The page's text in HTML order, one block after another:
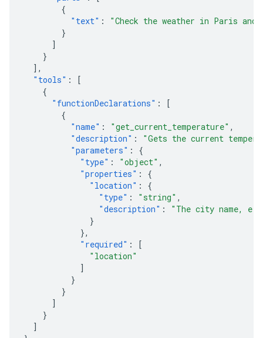
{
"text" :
"Check the weather in Paris and
}
]
}
],
"tools" :
[
{
"functionDeclarations" :
[
{
"name" : "get_current_temperature" ,
"description" :
"Gets the current
"parameters" :
{
"type" : "object" ,
"properties" :
{
"location" :
{
"type" : "string" ,
"description" :
"The city name,
}
},
"required" :
[
"location"
]
}
}
]
}
]